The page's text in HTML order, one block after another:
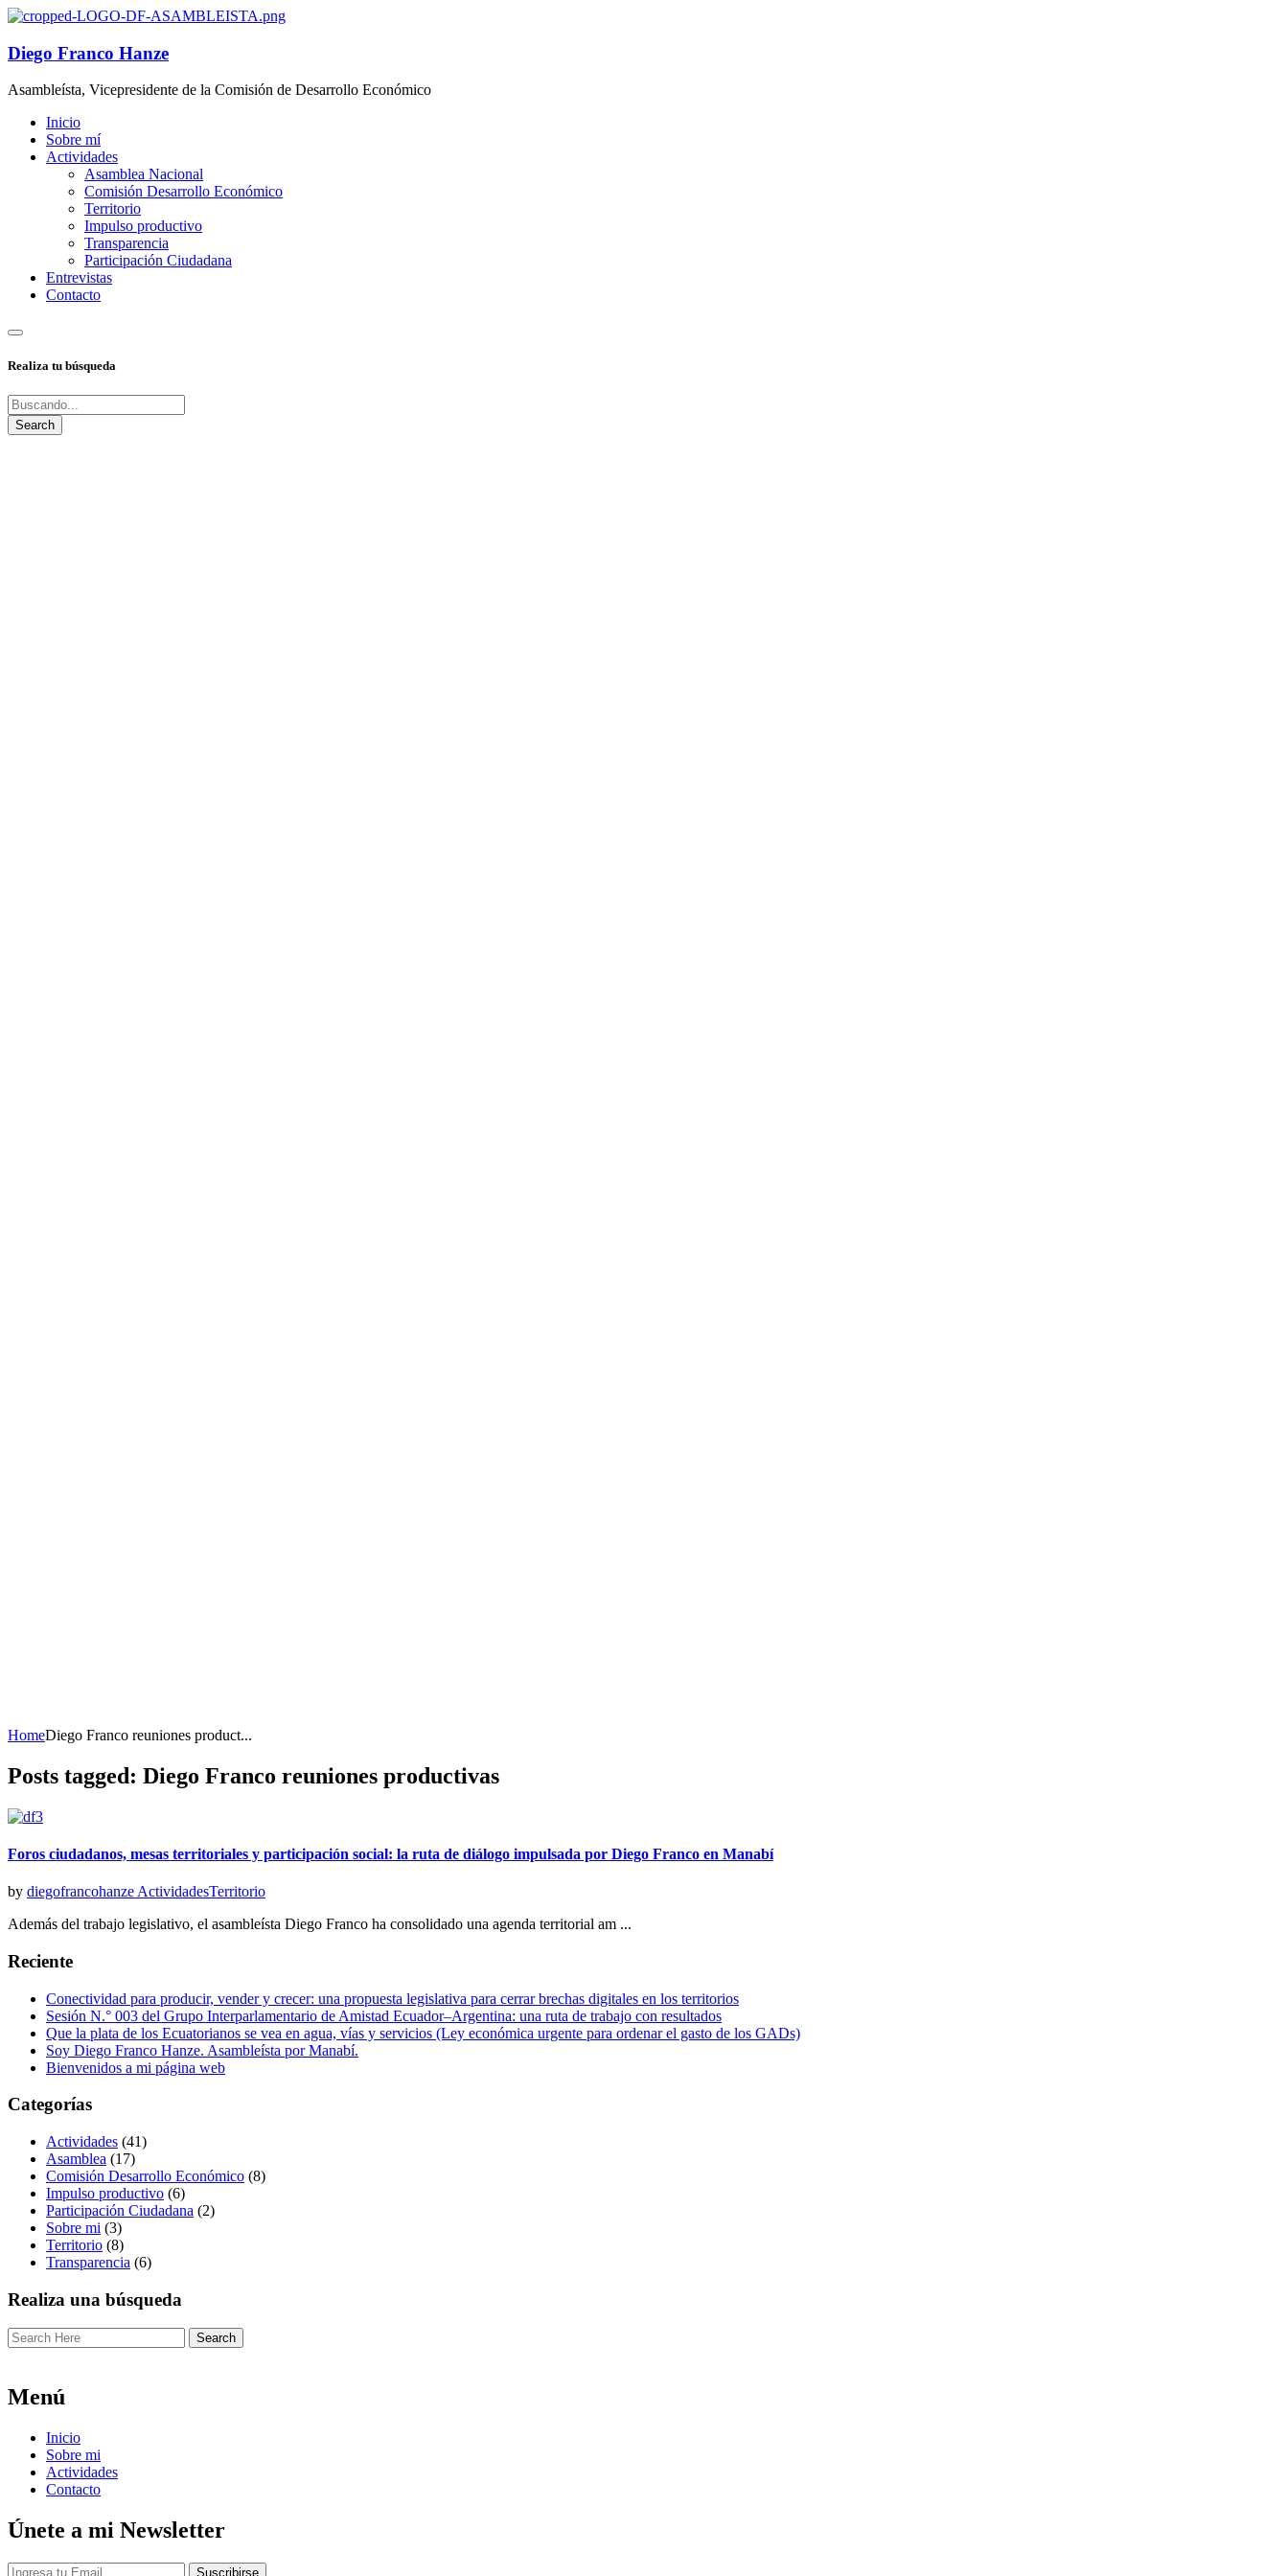
Diego Franco Hanze
Asambleísta, Vicepresidente de la Comisión de Desarrollo Económico
Inicio
Sobre mí
Actividades
Asamblea Nacional
Comisión Desarrollo Económico
Territorio
Impulso productivo
Transparencia
Participación Ciudadana
Entrevistas
Contacto
Realiza tu búsqueda
HomeDiego Franco reuniones product...
Posts tagged: Diego Franco reuniones productivas
Foros ciudadanos, mesas territoriales y participación social: la ruta de diálogo impulsada por Diego Franco en Manabí
by diegofrancohanze ActividadesTerritorio
Además del trabajo legislativo, el asambleísta Diego Franco ha consolidado una agenda territorial am ...
Reciente
Conectividad para producir, vender y crecer: una propuesta legislativa para cerrar brechas digitales en los territorios
Sesión N.° 003 del Grupo Interparlamentario de Amistad Ecuador–Argentina: una ruta de trabajo con resultados
Que la plata de los Ecuatorianos se vea en agua, vías y servicios (Ley económica urgente para ordenar el gasto de los GADs)
Soy Diego Franco Hanze. Asambleísta por Manabí.
Bienvenidos a mi página web
Categorías
Actividades (41)
Asamblea (17)
Comisión Desarrollo Económico (8)
Impulso productivo (6)
Participación Ciudadana (2)
Sobre mi (3)
Territorio (8)
Transparencia (6)
Realiza una búsqueda
Menú
Inicio
Sobre mi
Actividades
Contacto
Únete a mi Newsletter